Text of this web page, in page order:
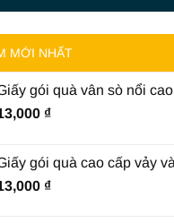
MỚI NHẤT
gói quà vân sò nổi
₫
gói quà cao cấp vảy
₫